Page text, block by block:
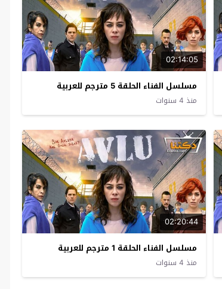
02:14:05
مسلسل الفناء الحلقة 5 مترجم للعربية
منذ 4 سنوات
02:20:44
مسلسل الفناء الحلقة 1 مترجم للعربية
منذ 4 سنوات